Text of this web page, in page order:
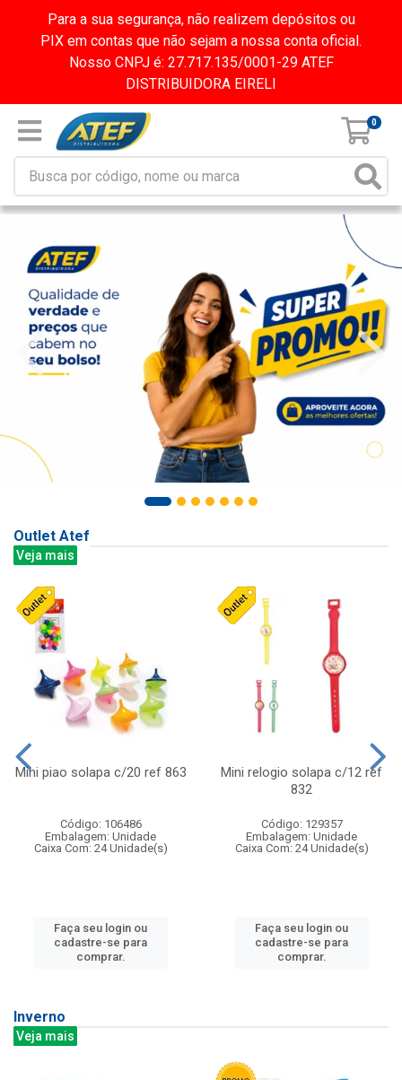
Para a sua segurança, não realizem depósitos ou
PIX em contas que não sejam a nossa conta oficial.
Nosso CNPJ é: 27.717.135/0001-29 ATEF
DISTRIBUIDORA EIRELI
0
Outlet Atef
Veja mais
Mini piao solapa c/20 ref 863
Código: 106486
Embalagem: Unidade
Caixa Com: 24 Unidade(s)
Faça seu login ou
cadastre-se para
comprar.
Mini relogio solapa c/12 ref
832
Código: 129357
Embalagem: Unidade
Caixa Com: 24 Unidade(s)
Faça seu login ou
cadastre-se para
comprar.
Inverno
Veja mais